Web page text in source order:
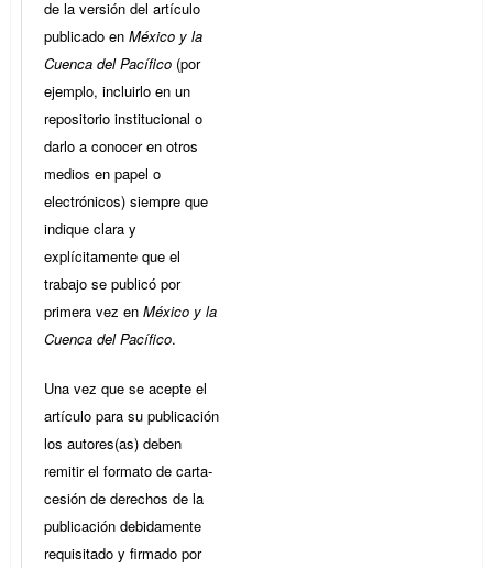
de la versión del artículo
publicado en México y la
Cuenca del Pacífico (por
ejemplo, incluirlo en un
repositorio institucional o
darlo a conocer en otros
medios en papel o
electrónicos) siempre que
indique clara y
explícitamente que el
trabajo se publicó por
primera vez en México y la
Cuenca del Pacífico.
Una vez que se acepte el
artículo para su publicación
los autores(as) deben
remitir el formato de carta-
cesión de derechos de la
publicación debidamente
requisitado y firmado por